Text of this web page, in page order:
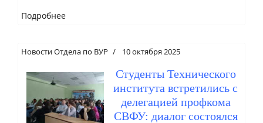
Подробнее
Новости Отдела по ВУР 10 октября 2025
Студенты Технического
института встретились с
делегацией профкома
СВФУ: диалог состоялся